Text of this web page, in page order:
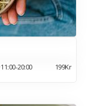
11:00-20:00 199Kr